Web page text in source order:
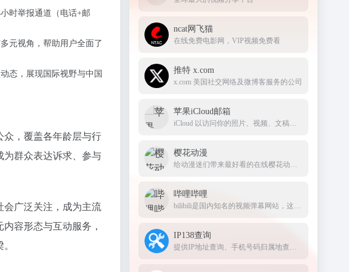
时举报通道（电话+邮
元视角，帮助用户全面了
态，展现国际视野与中国
众，覆盖各年龄层与行
为群众表达诉求、参与
会广泛关注，成为主流
容形态与互动服务，
ncat网飞猫
在线免费电影网，VIP视频免费看
推特 x.com
x.com 美国社交网络及微博客服务的公司
苹果iCloud邮箱
iCloud 以访问你的照片、视频、文稿、备忘录、通讯录及更多内容。要开始使用 Apple 服务，请使用你的 Apple ID 或创建新的帐户
樱花动漫
给动漫迷们带来最好看的在线樱花动漫站
哔哩哔哩
bilibili是国内知名的视频弹幕网站，这里有及时的动漫新番，活跃的ACG氛围，有创意的Up主。大家可以在这里找到许多欢乐。
IP138查询
提供IP地址查询、手机号码归属地查询、邮政编码查询及身份证号码验证等服务